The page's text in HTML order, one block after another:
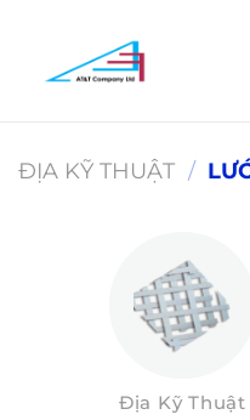
content
ĐỊA KỸ THUẬT /
Địa Kỹ Thuật